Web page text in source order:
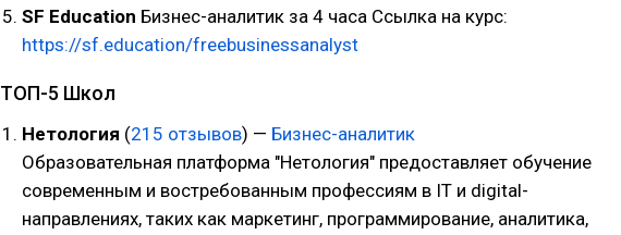
SF Education Бизнес-аналитик за 4 часа Ссылка на курс:
https://sf.education/freebusinessanalyst
ТОП-5 Школ
Нетология (215 отзывов) — Бизнес-аналитик
Образовательная платформа "Нетология" предоставляет обучение
современным и востребованным профессиям в IT и digital-
направлениях, таких как маркетинг, программирование, аналитика,